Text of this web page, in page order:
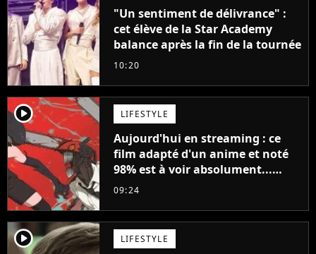
"Un sentiment de délivrance" :
cet élève de la Star Academy
balance après la fin de la tournée
10:20
player2 LIFESTYLE
Aujourd'hui en streaming : ce
film adapté d'un anime et noté
98% est à voir absolument...
sinon vous ne comprendrez plus
09:24
player2 LIFESTYLE